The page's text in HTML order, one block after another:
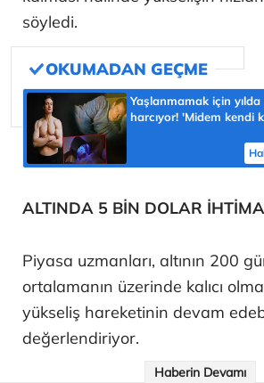
söyledi.
Yaşlanmamak için
harcıyor! 'Midem kendi
ALTINDA 5 BİN DOLAR
Piyasa uzmanları, altının 200
ortalamanın üzerinde kalıcı
yükseliş hareketinin devam
değerlendiriyor.
Haberin Devamı